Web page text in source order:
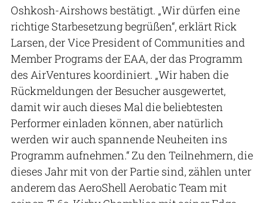
Oshkosh-Airshows bestätigt. „Wir dürfen eine
richtige Starbesetzung begrüßen“, erklärt Rick
Larsen, der Vice President of Communities and
Member Programs der EAA, der das Programm
des AirVentures koordiniert. „Wir haben die
Rückmeldungen der Besucher ausgewertet,
damit wir auch dieses Mal die beliebtesten
Performer einladen können, aber natürlich
werden wir auch spannende Neuheiten ins
Programm aufnehmen.“ Zu den Teilnehmern, die
dieses Jahr mit von der Partie sind, zählen unter
anderem das AeroShell Aerobatic Team mit